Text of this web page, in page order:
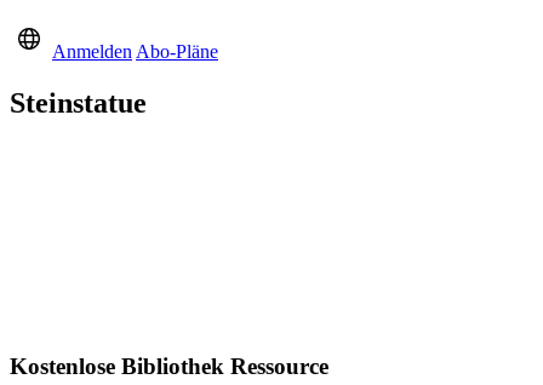
Anmelden Abo-Pläne
Steinstatue
Kostenlose Bibliothek Ressource